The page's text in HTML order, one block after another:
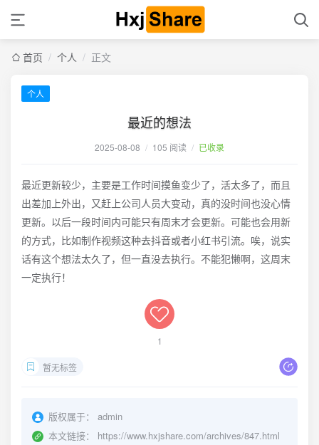
首页 / 个人 / 正文
个人
最近的想法
2025-08-08 / 105 阅读 / 已收录
最近更新较少，主要是工作时间摸鱼变少了，活太多了，而且
出差加上外出，又赶上公司人员大变动，真的没时间也没心情
更新。以后一段时间内可能只有周末才会更新。可能也会用新
的方式，比如制作视频这种去抖音或者小红书引流。唉，说实
话有这个想法太久了，但一直没去执行。不能犯懒啊，这周末
一定执行！
1
暂无标签
版权属于：
admin
本文链接：
https://www.hxjshare.com/archives/847.html